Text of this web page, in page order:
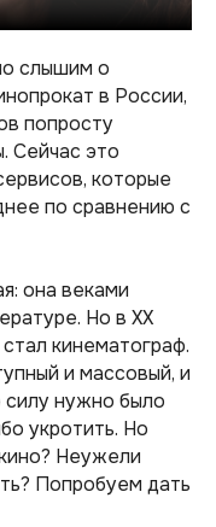
слышим о
в России,
попросту
Сейчас это
которые
по сравнению с
она веками
Но в ХХ
кинематограф.
и массовый, и
силу нужно было
укротить. Но
Неужели
Попробуем дать